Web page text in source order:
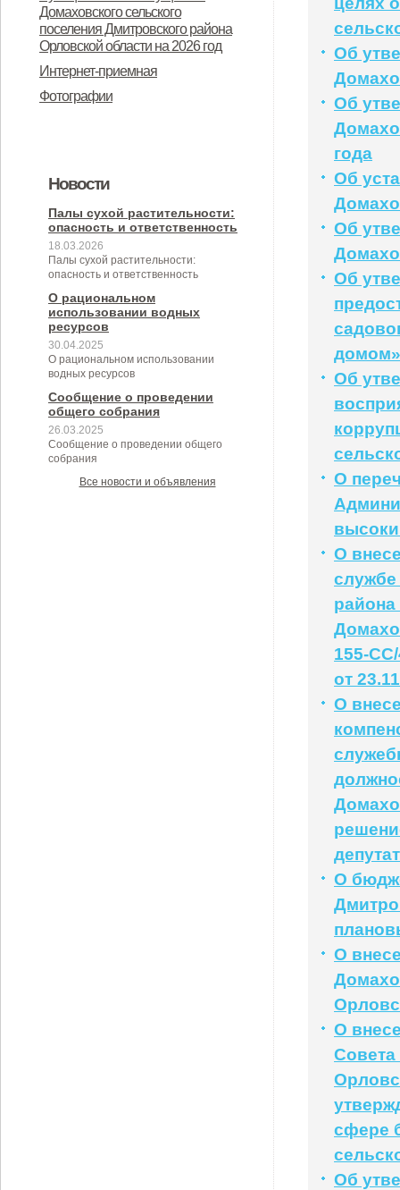
предназначенного для
предоставления во владение и
(или) пользование на
долгосрочной основе (в том числе
среднего предпринимательства и
организациям, образующим
субъектов малого и среднего
предпринимательства» (с
изменениями от 26.04.2022 № 30/9-
сс)
Дмитровского района Орловской
области в целях осуществления
сельского поселения
Домаховского сельского
поселения Дмитровского района
Орловской области на 2026 год
Интернет-приемная
Фотографии
Новости
Палы сухой растительности:
опасность и ответственность
18.03.2026
Палы сухой растительности:
опасность и ответственность
О рациональном
использовании водных
ресурсов
30.04.2025
О рациональном использовании
водных ресурсов
Сообщение о проведении
общего собрания
26.03.2025
Сообщение о проведении общего
собрания
Все новости и объявления
Об
Об
года
Об
Об
Об
домом»
Об
О
О
155-
от
О
О
О
О
Совета
сфере
Об